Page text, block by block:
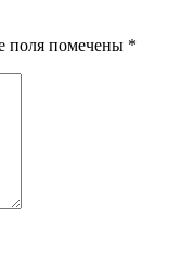
поля помечены *